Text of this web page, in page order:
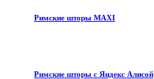
Римские шторы MAXI
Римские шторы с Яндекс Алисой